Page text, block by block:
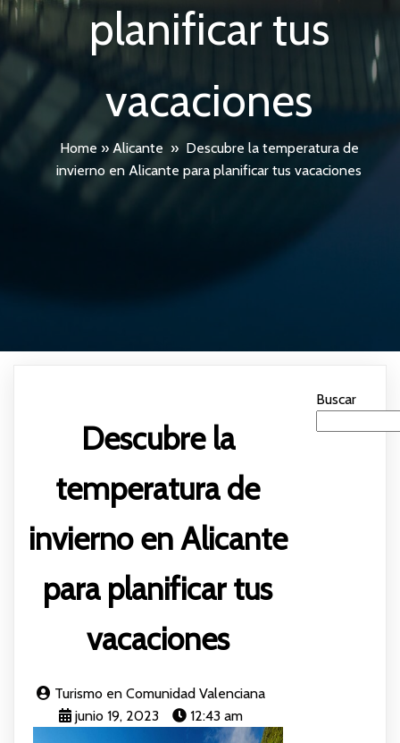
planificar tus
vacaciones
Home » Alicante » Descubre la temperatura de
invierno en Alicante para planificar tus vacaciones
Descubre la
temperatura de
invierno en Alicante
para planificar tus
vacaciones
Turismo en Comunidad Valenciana
junio 19, 2023
12:43 am
Buscar